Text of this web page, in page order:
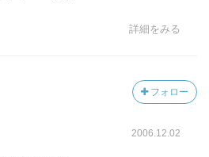
詳細をみる
フォロー
2006.12.02